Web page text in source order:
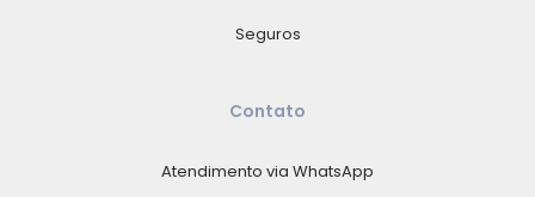
Seguros
Contato
Atendimento via WhatsApp